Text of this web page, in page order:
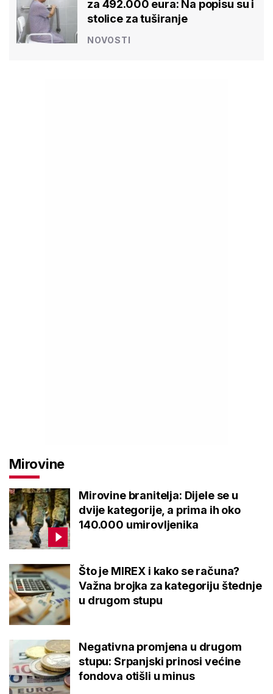
za 492.000 eura: Na popisu su i
stolice za tuširanje
NOVOSTI
Mirovine
Mirovine branitelja: Dijele se u
dvije kategorije, a prima ih oko
140.000 umirovljenika
Što je MIREX i kako se računa?
Važna brojka za kategoriju štednje
u drugom stupu
Negativna promjena u drugom
stupu: Srpanjski prinosi većine
fondova otišli u minus